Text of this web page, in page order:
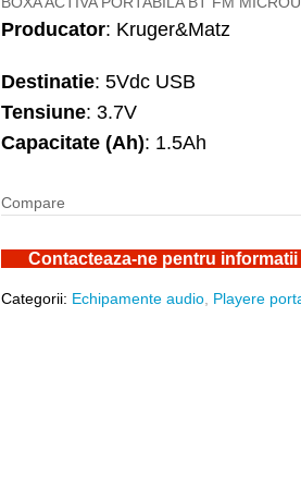
Producator: Kruger&Matz
Destinatie: 5Vdc USB
Tensiune: 3.7V
Capacitate (Ah): 1.5Ah
Compare
Contacteaza-ne pentru informatii
Categorii: Echipamente audio Playere